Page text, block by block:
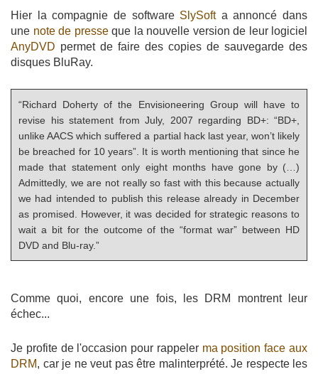
Hier la compagnie de software SlySofta annoncé dans
une note de presseque la nouvelle version de leur logiciel
AnyDVD permet de faire des copies de sauvegarde des
disques BluRay.
“Richard Doherty of the Envisioneering Group will have to
revise his statement from July, 2007 regarding BD+: “BD+,
unlike AACS which suffered a partial hack last year, won’t likely
be breached for 10 years”. It is worth mentioning that since he
made that statement only eight months have gone by (…)
Admittedly, we are not really so fast with this because actually
we had intended to publish this release already in December
as promised. However, it was decided for strategic reasons to
wait a bit for the outcome of the “format war” between HD
DVD and Blu-ray.”
Comme quoi, encore une fois, les DRM montrent leur
échec...
Je profite de l'occasion pour rappeler ma position face aux
DRM, car je ne veut pas être malinterprété. Je respecte les